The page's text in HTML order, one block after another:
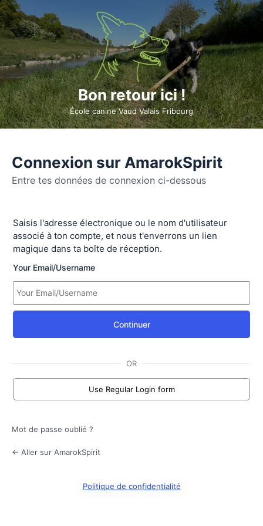
Connexion sur AmarokSpirit
Entre tes données de connexion ci-dessous
Se
connecter
Saisis l'adresse électronique ou le nom d'utilisateur
associé à ton compte, et nous t'enverrons un lien
magique dans ta boîte de réception.
Your Email/Username
Continuer
OR
Use Regular Login form
Mot de passe oublié ?
← Aller sur AmarokSpirit
Politique de confidentialité
Bon retour ici !
École canine Vaud Valais Fribourg